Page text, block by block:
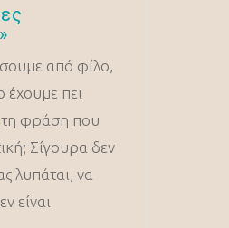
από φίλο,
πει
τη φράση που
Σίγουρα δεν
λυπάται, να
είναι